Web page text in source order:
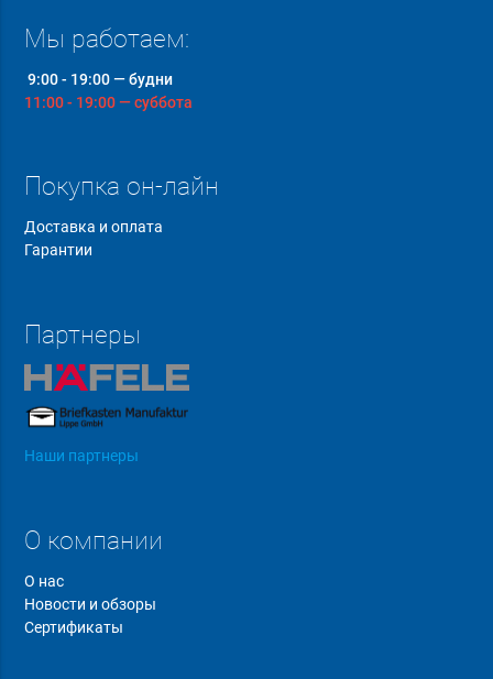
Мы работаем:
9:00 - 19:00 — будни
11:00 - 19:00 — суббота
Покупка он-лайн
Доставка и оплата
Гарантии
Партнеры
Наши партнеры
О компании
О нас
Новости и обзоры
Сертификаты